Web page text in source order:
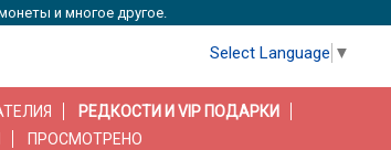
и многое другое.
Select Language ▼
РЕДКОСТИ И VIP ПОДАРКИ
ПРОСМОТРЕНО